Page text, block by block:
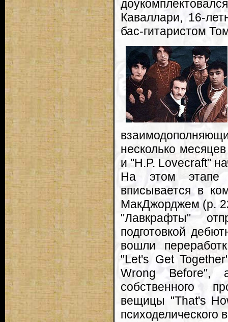
Каваллари, 16-
бас-гитаристом
несколько
и "H.P. Lovecraft"
На этом этапе
вписывается в
МакДжорджем (р.
"Лавкрафты"
подготовкой
вошли
"Let's Get
Wrong Before",
собственного
вещицы "That's
психоделического